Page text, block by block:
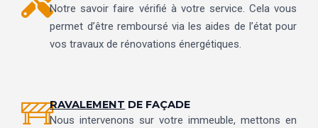
Notre savoir faire vérifié à votre service. Cela vous
permet d’être remboursé via les aides de l’état pour
vos travaux de rénovations énergétiques.
RAVALEMENT DE FAÇADE
Nous intervenons sur votre immeuble, mettons en